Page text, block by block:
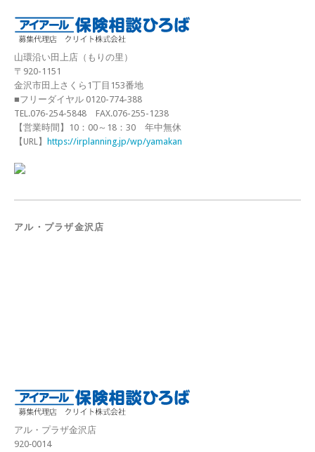
山環沿い田上店（もりの里）
〒920-1151
金沢市田上さくら1丁目153番地
■フリーダイヤル 0120-774-388
TEL.076-254-5848 FAX.076-255-1238
【営業時間】10：00～18：30 年中無休
【URL】
https://irplanning.jp/wp/yamakan
アル・プラザ金沢店
アル・プラザ金沢店
920‐0014